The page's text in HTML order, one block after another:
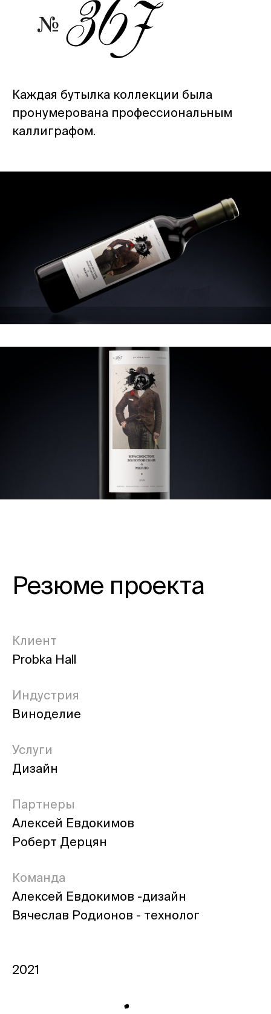
Каждая бутылка коллекции была
пронумерована профессиональным
каллиграфом.
Резюме проекта
Клиент
Probka Hall
Индустрия
Виноделие
Услуги
Дизайн
Партнеры
Алексей Евдокимов
Роберт Дерцян
Команда
Алексей Евдокимов -дизайн
Вячеслав Родионов - технолог
2021